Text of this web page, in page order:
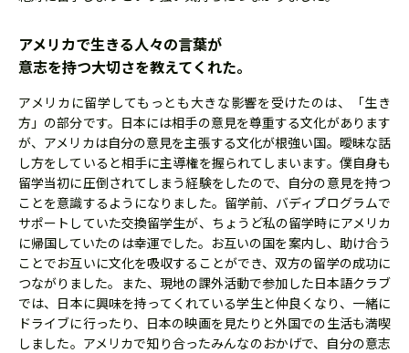
アメリカで生きる人々の言葉が
意志を持つ大切さを教えてくれた。
アメリカに留学してもっとも大きな影響を受けたのは、「生き
方」の部分です。日本には相手の意見を尊重する文化があります
が、アメリカは自分の意見を主張する文化が根強い国。曖昧な話
し方をしていると相手に主導権を握られてしまいます。僕自身も
留学当初に圧倒されてしまう経験をしたので、自分の意見を持つ
ことを意識するようになりました。留学前、バディプログラムで
サポートしていた交換留学生が、ちょうど私の留学時にアメリカ
に帰国していたのは幸運でした。お互いの国を案内し、助け合う
ことでお互いに文化を吸収することができ、双方の留学の成功に
つながりました。また、現地の課外活動で参加した日本語クラブ
では、日本に興味を持ってくれている学生と仲良くなり、一緒に
ドライブに行ったり、日本の映画を見たりと外国での生活も満喫
しました。アメリカで知り合ったみんなのおかげで、自分の意志